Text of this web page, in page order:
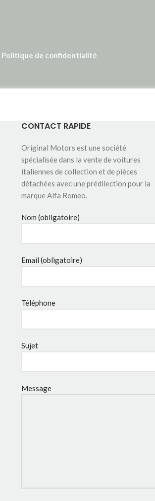
Politique de confidentialité
CONTACT RAPIDE
Original Motors est une société
spécialisée dans la vente de voitures
italiennes de collection et de pièces
détachées avec une prédilection pour la
marque Alfa Romeo.
Nom (obligatoire)
Email (obligatoire)
Téléphone
Sujet
Message